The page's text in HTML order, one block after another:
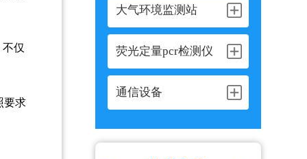
大气环境监测站
荧光定量pcr检测仪
通信设备
仅
要求